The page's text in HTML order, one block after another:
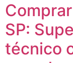
SP:
técnico